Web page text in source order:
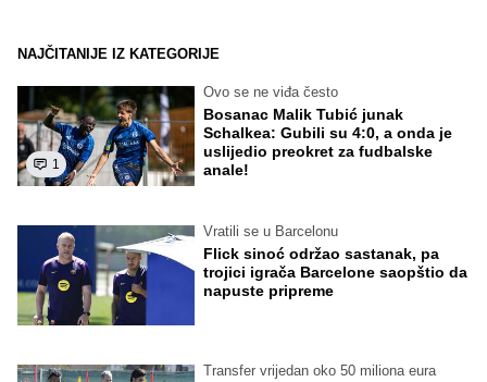
NAJČITANIJE IZ KATEGORIJE
1
Ovo se ne viđa često
Bosanac Malik Tubić junak
Schalkea: Gubili su 4:0, a onda je
uslijedio preokret za fudbalske
anale!
Vratili se u Barcelonu
Flick sinoć održao sastanak, pa
trojici igrača Barcelone saopštio da
napuste pripreme
Transfer vrijedan oko 50 miliona eura